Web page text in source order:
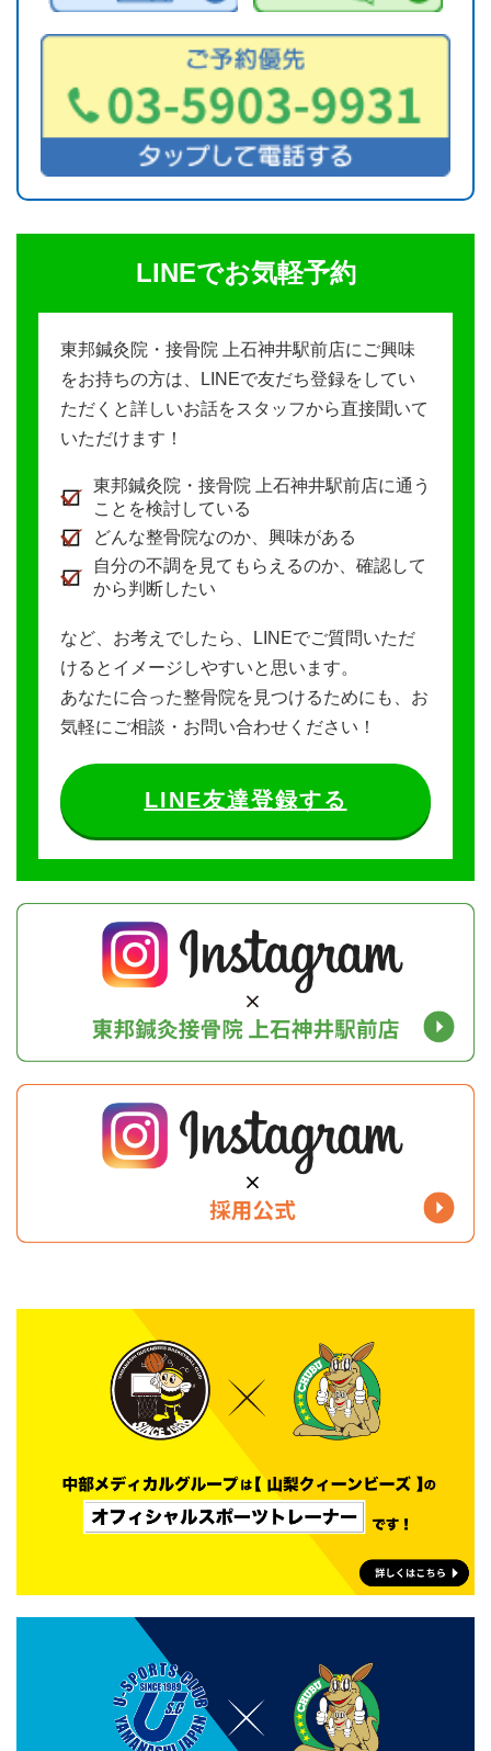
LINEでお気軽予約
東邦鍼灸院・接骨院 上石神井駅前店にご興味
をお持ちの方は、LINEで友だち登録をしてい
ただくと詳しいお話をスタッフから直接聞いて
いただけます！
東邦鍼灸院・接骨院 上石神井駅前店に通う
ことを検討している
どんな整骨院なのか、興味がある
自分の不調を見てもらえるのか、確認して
から判断したい
など、お考えでしたら、LINEでご質問いただ
けるとイメージしやすいと思います。
あなたに合った整骨院を見つけるためにも、お
気軽にご相談・お問い合わせください！
LINE友達登録する